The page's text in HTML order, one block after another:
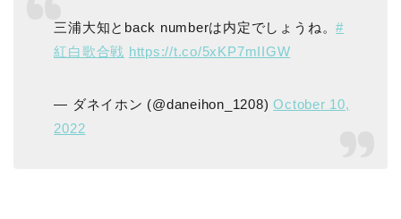
三浦大知とback numberは内定でしょうね。#
紅白歌合戦 https://t.co/5xKP7mIIGW
— ダネイホン (@daneihon_1208)October 10,
2022